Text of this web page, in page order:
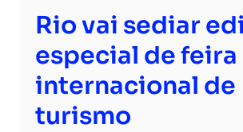
Rio vai sediar
especial de feira
internacional de
turismo